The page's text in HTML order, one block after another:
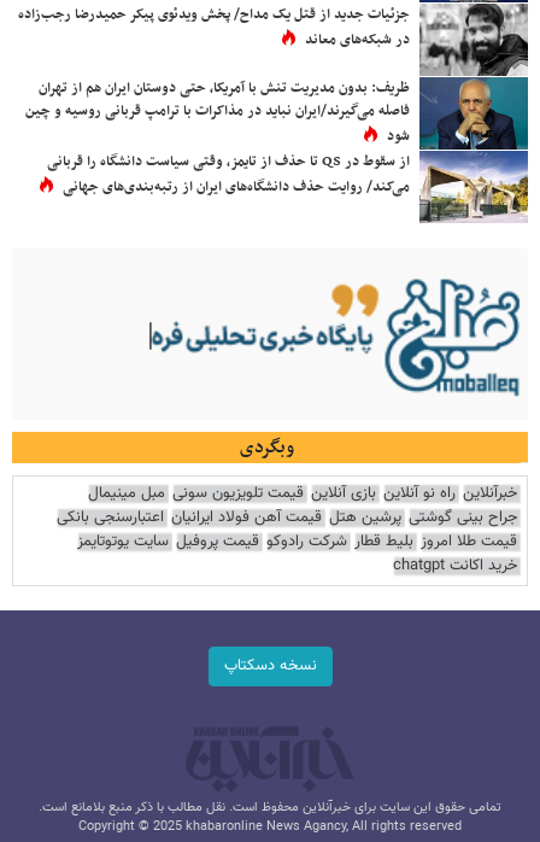
جزئیات جدید از قتل یک مداح/ پخش ویدئوی پیکر حمیدرضا رجب‌زاده
در شبکه‌های معاند
ظریف: بدون مدیریت تنش با آمریکا، حتی دوستان ایران هم از تهران
فاصله می‌گیرند/ایران نباید در مذاکرات با ترامپ قربانی روسیه و چین
شود
از سقوط در QS تا حذف از تایمز، وقتی سیاست دانشگاه را قربانی
می‌کند/ روایت حذف دانشگاه‌های ایران از رتبه‌بندی‌های جهانی
وبگردی
خبرآنلاین راه نو آنلاین بازی آنلاین قیمت تلویزیون سونی مبل مینیمال
جراح بینی گوشتی پرشین هتل قیمت آهن فولاد ایرانیان اعتبارسنجی بانکی
قیمت طلا امروز بلیط قطار شرکت رادوکو قیمت پروفیل سایت یوتوتایمز
خرید اکانت chatgpt
نسخه دسکتاپ
تمامی حقوق این سایت برای خبرآنلاین محفوظ است. نقل مطالب با ذکر منبع بلامانع است.
Copyright © 2025 khabaronline News Agancy, All rights reserved